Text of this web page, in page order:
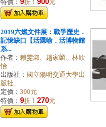
特價：
折！ 元
2019六燃文件展：戰爭歷史．
記憶缺口【活隱喻．活博物館
系...
作者： 賴雯淑、趙家麟、林欣
怡
出版社： 國立陽明交通大學出
版社
定價： 300元
特價： 9折！ 270元